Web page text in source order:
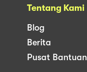
Tentang Kami
Blog
Berita
Pusat Bantuan